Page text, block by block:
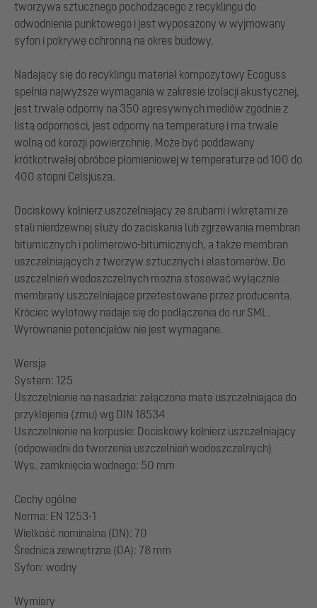
tworzywa sztucznego pochodzącego z recyklingu do
odwodnienia punktowego i jest wyposażony w wyjmowany
syfon i pokrywę ochronną na okres budowy.
Nadający się do recyklingu materiał kompozytowy Ecoguss
spełnia najwyższe wymagania w zakresie izolacji akustycznej,
jest trwale odporny na 350 agresywnych mediów zgodnie z
listą odporności, jest odporny na temperaturę i ma trwale
wolną od korozji powierzchnię. Może być poddawany
krótkotrwałej obróbce płomieniowej w temperaturze od 100 do
400 stopni Celsjusza.
Dociskowy kołnierz uszczelniający ze śrubami i wkrętami ze
stali nierdzewnej służy do zaciskania lub zgrzewania membran
bitumicznych i polimerowo-bitumicznych, a także membran
uszczelniających z tworzyw sztucznych i elastomerów. Do
uszczelnień wodoszczelnych można stosować wyłącznie
membrany uszczelniające przetestowane przez producenta.
Króciec wylotowy nadaje się do podłączenia do rur SML.
Wyrównanie potencjałów nie jest wymagane.
Wersja
System: 125
Uszczelnienie na nasadzie: załączona mata uszczelniająca do
przyklejenia (zmu) wg DIN 18534
Uszczelnienie na korpusie: Dociskowy kołnierz uszczelniający
(odpowiedni do tworzenia uszczelnień wodoszczelnych)
Wys. zamknięcia wodnego: 50 mm
Cechy ogólne
Norma: EN 1253-1
Wielkość nominalna (DN): 70
Średnica zewnętrzna (DA): 78 mm
Syfon: wodny
Wymiary